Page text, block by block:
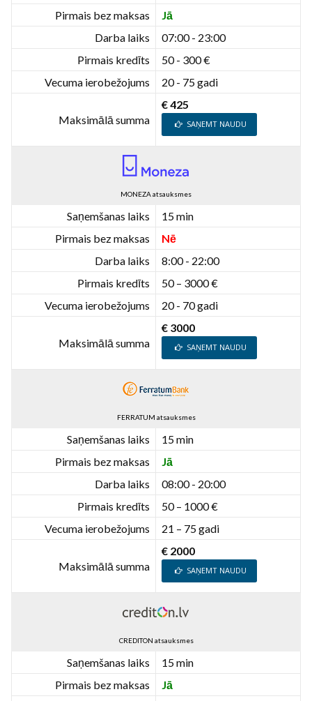
Pirmais bez maksas
Jā
Darba laiks
07:00 - 23:00
Pirmais kredīts
50 - 300 €
Vecuma ierobežojums
20 - 75 gadi
Maksimālā summa
€ 425
SAŅEMT NAUDU
MONEZA atsauksmes
Saņemšanas laiks
15 min
Pirmais bez maksas
Nē
Darba laiks
8:00 - 22:00
Pirmais kredīts
50 – 3000 €
Vecuma ierobežojums
20 - 70 gadi
Maksimālā summa
€ 3000
SAŅEMT NAUDU
FERRATUM atsauksmes
Saņemšanas laiks
15 min
Pirmais bez maksas
Jā
Darba laiks
08:00 - 20:00
Pirmais kredīts
50 – 1000 €
Vecuma ierobežojums
21 – 75 gadi
Maksimālā summa
€ 2000
SAŅEMT NAUDU
CREDITON atsauksmes
Saņemšanas laiks
15 min
Pirmais bez maksas
Jā